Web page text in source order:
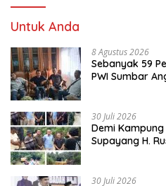
Untuk Anda
8 Agustus 2026
Sebanyak 59
PWI Sumbar
30 Juli 2026
Demi
Supayang H.
30 Juli 2026